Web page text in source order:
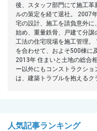
後、スタッフ部門にて施工
ルの策定を経て退社。 2007
宅の設計、施工を請負意外に
始め、重量鉄骨、戸建て分
工法の住宅現場を施工管理
を合わせて、およそ500棟に
2013年 住まいと土地の総合
ー以外にもコンストラクシ
は、建築トラブルを抱えるク
人気記事ランキング